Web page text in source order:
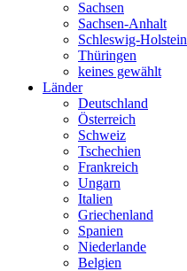
Sachsen
Sachsen-Anhalt
Schleswig-Holstein
Thüringen
keines gewählt
Länder
Deutschland
Österreich
Schweiz
Tschechien
Frankreich
Ungarn
Italien
Griechenland
Spanien
Niederlande
Belgien